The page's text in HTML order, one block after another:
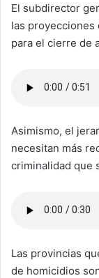
El subdirector
las proyecciones
para el cierre de
Asimismo, el
necesitan más
criminalidad que
Las provincias
de homicidios